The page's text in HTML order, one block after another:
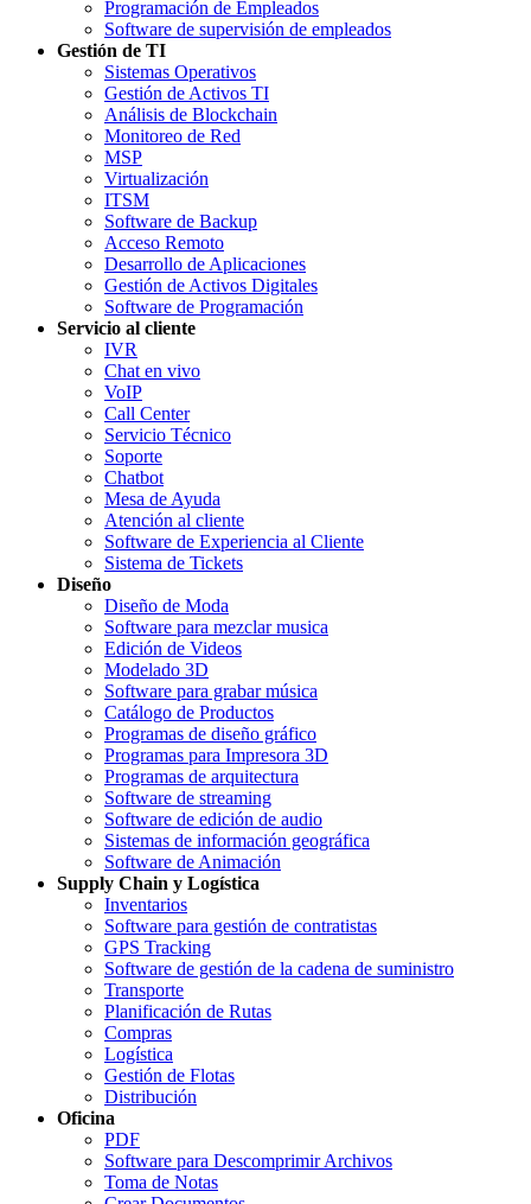
Programación de Empleados
Software de supervisión de empleados
Gestión de TI
Sistemas Operativos
Gestión de Activos TI
Análisis de Blockchain
Monitoreo de Red
MSP
Virtualización
ITSM
Software de Backup
Acceso Remoto
Desarrollo de Aplicaciones
Gestión de Activos Digitales
Software de Programación
Servicio al cliente
IVR
Chat en vivo
VoIP
Call Center
Servicio Técnico
Soporte
Chatbot
Mesa de Ayuda
Atención al cliente
Software de Experiencia al Cliente
Sistema de Tickets
Diseño
Diseño de Moda
Software para mezclar musica
Edición de Videos
Modelado 3D
Software para grabar música
Catálogo de Productos
Programas de diseño gráfico
Programas para Impresora 3D
Programas de arquitectura
Software de streaming
Software de edición de audio
Sistemas de información geográfica
Software de Animación
Supply Chain y Logística
Inventarios
Software para gestión de contratistas
GPS Tracking
Software de gestión de la cadena de suministro
Transporte
Planificación de Rutas
Compras
Logística
Gestión de Flotas
Distribución
Oficina
PDF
Software para Descomprimir Archivos
Toma de Notas